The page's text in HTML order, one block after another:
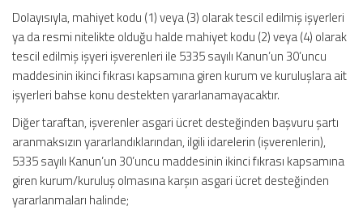
Dolayısıyla, mahiyet kodu (1) veya (3) olarak tescil edilmiş işyerleri
ya da resmi nitelikte olduğu halde mahiyet kodu (2) veya (4) olarak
tescil edilmiş işyeri işverenleri ile 5335 sayılı Kanun’un 30’uncu
maddesinin ikinci fıkrası kapsamına giren kurum ve kuruluşlara ait
işyerleri bahse konu destekten yararlanamayacaktır.
Diğer taraftan, işverenler asgari ücret desteğinden başvuru şartı
aranmaksızın yararlandıklarından, ilgili idarelerin (işverenlerin),
5335 sayılı Kanun’un 30’uncu maddesinin ikinci fıkrası kapsamına
giren kurum/kuruluş olmasına karşın asgari ücret desteğinden
yararlanmaları halinde;